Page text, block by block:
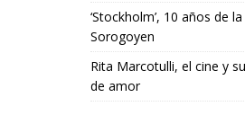
‘Stockholm’, 10 años de
Sorogoyen
Rita Marcotulli, el cine y
de amor